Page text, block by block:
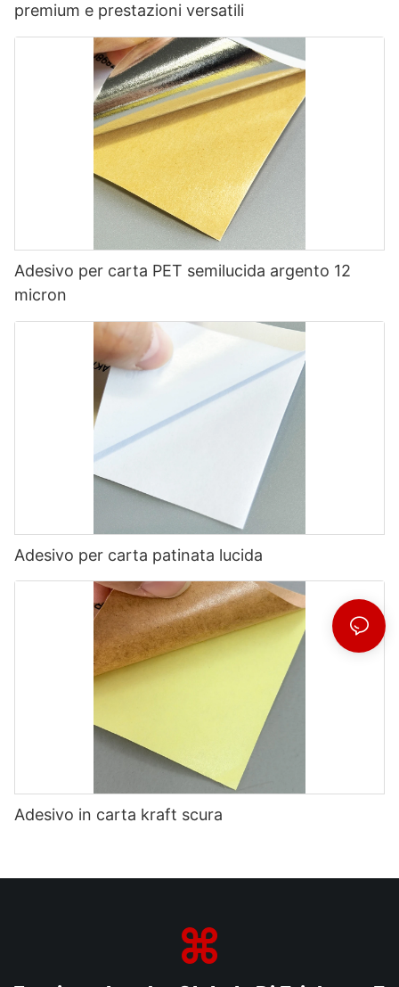
premium e prestazioni versatili
Adesivo per carta PET semilucida argento 12
micron
Adesivo per carta patinata lucida
Adesivo in carta kraft scura